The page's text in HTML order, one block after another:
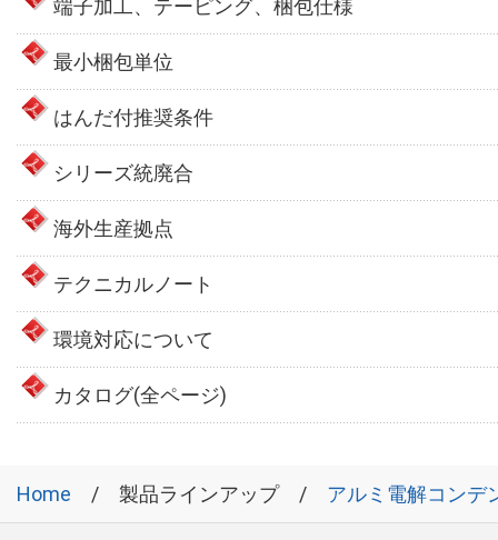
端子加工、テーピング、梱包仕様
最小梱包単位
はんだ付推奨条件
シリーズ統廃合
海外生産拠点
テクニカルノート
環境対応について
カタログ(全ページ)
Home 製品ラインアップ アルミ電解コンデ